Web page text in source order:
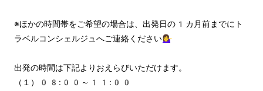
※ほかの時間帯をご希望の場合は、出発日の1カ月前までにト
ラベルコンシェルジュへご連絡ください💁‍♀️
出発の時間は下記よりおえらびいただけます。
（１）08:00～11:00